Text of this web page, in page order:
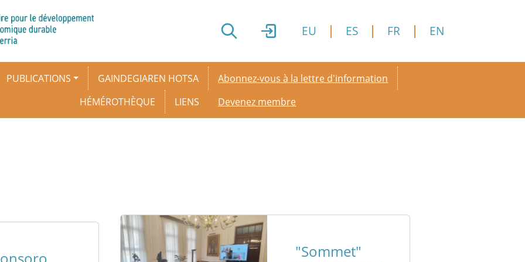
EU ES FR EN
PUBLICATIONS
GAINDEGIAREN HOTSA
HÉMÉROTHÈQUE
LIENS
Secondary menu
Abonnez-vous à la lettre d'information
Devenez membre
"Sommet"